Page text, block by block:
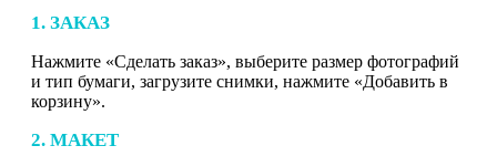
1. ЗАКАЗ
Нажмите «Сделать заказ», выберите размер фотографий
и тип бумаги, загрузите снимки, нажмите «Добавить в
корзину».
2. МАКЕТ